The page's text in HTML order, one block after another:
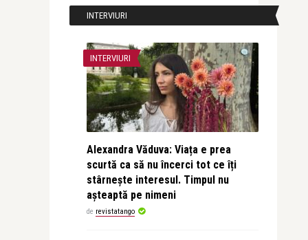
INTERVIURI
INTERVIURI
Alexandra Văduva: Viața e prea
scurtă ca să nu încerci tot ce îți
stârnește interesul. Timpul nu
așteaptă pe nimeni
de revistatango